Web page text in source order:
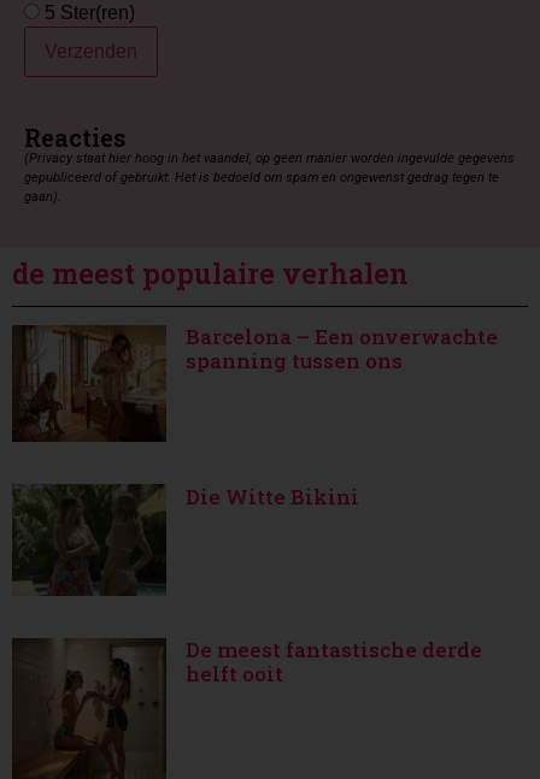
5 Ster(ren)
Verzenden
Reacties
(Privacy staat hier hoog in het vaandel, op geen manier worden ingevulde gegevens
gepubliceerd of gebruikt. Het is bedoeld om spam en ongewenst gedrag tegen te
gaan).
de meest populaire verhalen
Barcelona – Een onverwachte
spanning tussen ons
Die Witte Bikini
De meest fantastische derde
helft ooit